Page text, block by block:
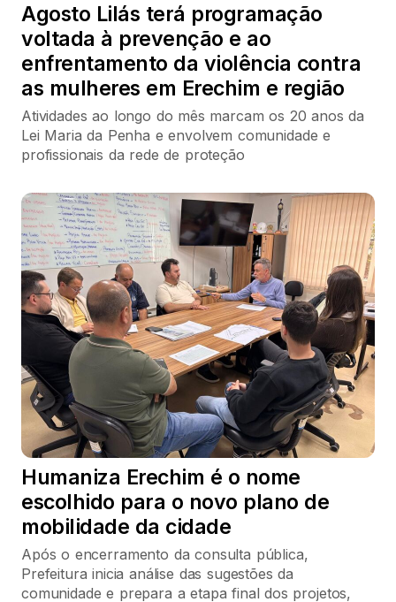
Agosto Lilás terá programação
voltada à prevenção e ao
enfrentamento da violência contra
as mulheres em Erechim e região
Atividades ao longo do mês marcam os 20 anos da
Lei Maria da Penha e envolvem comunidade e
profissionais da rede de proteção
Humaniza Erechim é o nome
escolhido para o novo plano de
mobilidade da cidade
Após o encerramento da consulta pública,
Prefeitura inicia análise das sugestões da
comunidade e prepara a etapa final dos projetos,